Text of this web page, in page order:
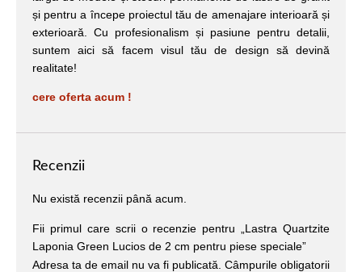
și pentru a începe proiectul tău de amenajare interioară și
exterioară. Cu profesionalism și pasiune pentru detalii,
suntem aici să facem visul tău de design să devină
realitate!
cere oferta acum !
Recenzii
Nu există recenzii până acum.
Fii primul care scrii o recenzie pentru „Lastra Quartzite
Laponia Green Lucios de 2 cm pentru piese speciale”
Adresa ta de email nu va fi publicată. Câmpurile obligatorii